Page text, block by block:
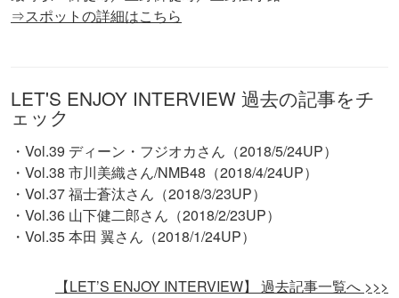
⇒スポットの詳細はこちら
LET'S ENJOY INTERVIEW 過去の記事をチ
ェック
・Vol.39 ディーン・フジオカさん（2018/5/24UP）
・Vol.38 市川美織さん/NMB48（2018/4/24UP）
・Vol.37 福士蒼汰さん（2018/3/23UP）
・Vol.36 山下健二郎さん（2018/2/23UP）
・Vol.35 本田 翼さん（2018/1/24UP）
【LET’S ENJOY INTERVIEW】 過去記事一覧へ >>>